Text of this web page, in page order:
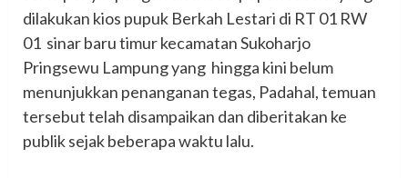
dilakukan kios pupuk Berkah Lestari di RT 01 RW
01 sinar baru timur kecamatan Sukoharjo
Pringsewu Lampung yang hingga kini belum
menunjukkan penanganan tegas, Padahal, temuan
tersebut telah disampaikan dan diberitakan ke
publik sejak beberapa waktu lalu.